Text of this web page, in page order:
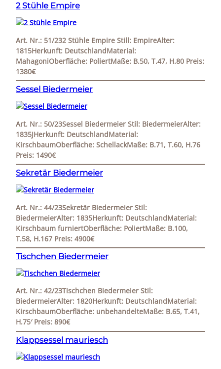
2 Stühle Empire
Art. Nr.: 51/232 Stühle Empire Still: EmpireAlter:
1815Herkunft: DeutschlandMaterial:
MahagoniOberfläche: PoliertMaße: B.50, T.47, H.80 Preis:
1380€
Sessel Biedermeier
Art. Nr.: 50/23Sessel Biedermeier Stil: BiedermeierAlter:
1835JHerkunft: DeutschlandMaterial:
KirschbaumOberfläche: SchellackMaße: B.71, T.60, H.76
Preis: 1490€
Sekretär Biedermeier
Art. Nr.: 44/23Sekretär Biedermeier Stil:
BiedermeierAlter: 1835Herkunft: DeutschlandMaterial:
Kirschbaum furniertOberfläche: PoliertMaße: B.100,
T.58, H.167 Preis: 4900€
Tischchen Biedermeier
Art. Nr.: 42/23Tischchen Biedermeier Stil:
BiedermeierAlter: 1820Herkunft: DeutschlandMaterial:
KirschbaumOberfläche: unbehandelteMaße: B.65, T.41,
H.75′ Preis: 890€
Klappsessel mauriesch